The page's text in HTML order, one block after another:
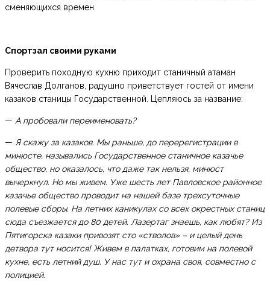
сменяющихся времен.
Спортзал своими руками
Проверить походную кухню приходит станичный атаман
Вячеслав Долганов, радушно приветствует гостей от имени
казаков станицы Государственной. Цепляюсь за название:
— А пробовали переименовать?
— Я скажу за казаков. Мы раньше, до перерегистрации в
минюсте, назывались Государственное станичное казачье
общество, но оказалось, что даже так нельзя, минюст
вычеркнул. Но мы живем. Уже шесть лет Павловское районное
казачье общество проводит на нашей базе трехсуточные
полевые сборы. На летних каникулах со всех окрестных станиц
сюда съезжается до 80 детей. Лазертаг знаешь, как любят? Из
Пятигорска казаки привозят сто «стволов» – и целый день
детвора тут носится! Живем в палатках, готовим на полевой
кухне, есть летний душ. У нас тут и охрана своя, совместно с
полицией.